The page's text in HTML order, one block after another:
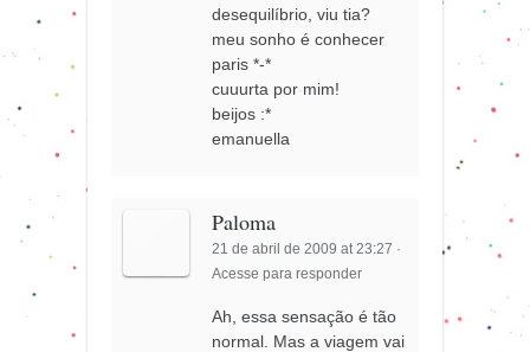
desequilíbrio, viu tia?
meu sonho é conhecer
paris *-*
cuuurta por mim!
beijos :*
emanuella
Paloma
21 de abril de 2009 at 23:27 ·
Acesse para responder
Ah, essa sensação é tão
normal. Mas a viagem vai